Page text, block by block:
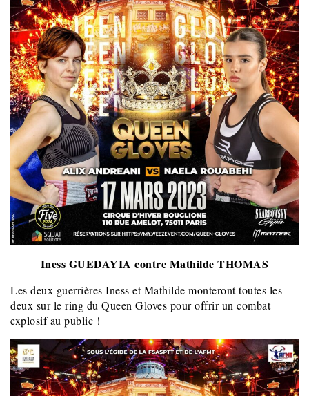
Iness GUEDAYIA contre Mathilde THOMAS
Les deux guerrières Iness et Mathilde monteront toutes les
deux sur le ring du Queen Gloves pour offrir un combat
explosif au public !